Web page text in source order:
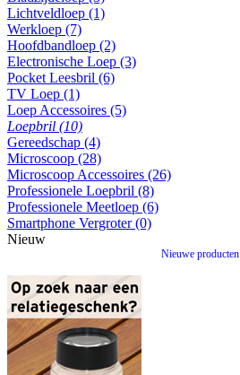
Lichtveldloep (1)
Werkloep (7)
Hoofdbandloep (2)
Electronische Loep (3)
Pocket Leesbril (6)
TV Loep (1)
Loep Accessoires (5)
Loepbril (10)
Gereedschap (4)
Microscoop (28)
Microscoop Accessoires (26)
Professionele Loepbril (8)
Professionele Meetloep (6)
Smartphone Vergroter (0)
Nieuw
Nieuwe producten